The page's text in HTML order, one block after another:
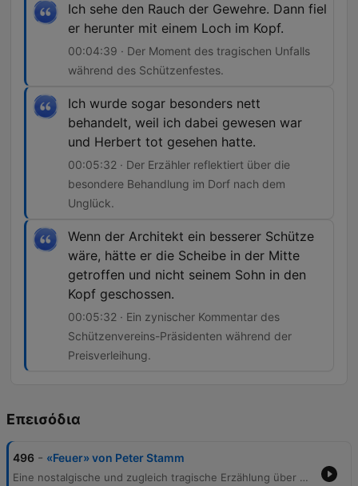
Ich sehe den Rauch der Gewehre. Dann fiel
er herunter mit einem Loch im Kopf.
00:04:39 · Der Moment des tragischen Unfalls
während des Schützenfestes.
Ich wurde sogar besonders nett
behandelt, weil ich dabei gewesen war
und Herbert tot gesehen hatte.
00:05:32 · Der Erzähler reflektiert über die
besondere Behandlung im Dorf nach dem
Unglück.
Wenn der Architekt ein besserer Schütze
wäre, hätte er die Scheibe in der Mitte
getroffen und nicht seinem Sohn in den
Kopf geschossen.
00:05:32 · Ein zynischer Kommentar des
Schützenvereins-Präsidenten während der
Preisverleihung.
Επεισόδια
496 - «Feuer» von Peter Stamm
Eine nostalgische und zugleich tragische Erzählung über die Kindheit zweier Freunde, Sven und des Erzählers, die ihre Zeit in einer Höhle am Kuhfall verbrachten. Die Geschichte beschreibt das unbeschwerte Leben im Wald, das Sammeln von Naturmaterialien und die Begegnungen mit Herbert und dessen Vater, einem Architekten aus der Stadt. Die Idylle endet abrupt während eines Schützenfestes durch einen tödlichen Unfall: Herbert stirbt, als sein Vater beim Schießen versehentlich ein Loch in seinen Kopf schießt. Die Erzählung reflektiert die darauffolgende Reaktion des Dorfes und die bleibenden Eindrücke dieses traumatischen Ereignisses.